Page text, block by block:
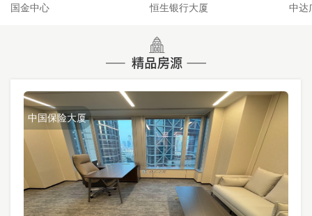
国金中心 恒生银行大厦 中达
中国保险大厦